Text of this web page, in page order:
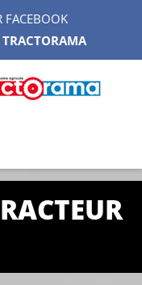
FACEBOOK
TRACTORAMA